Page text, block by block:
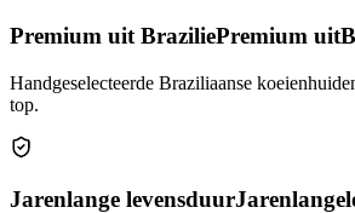
Premium uit BraziliePremium uit
Handgeselecteerde Braziliaanse
top.
Jarenlange levensduurJarenlange